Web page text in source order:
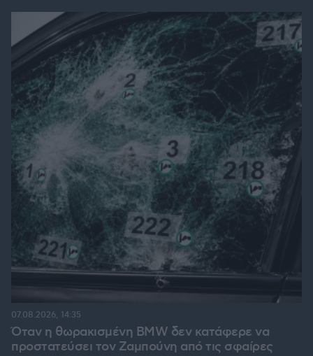
Όταν η θωρακισμένη BMW δεν κατάφερε να
προστατεύσει τον Ζαμπούνη από τις σφαίρες
07.08.2026, 14:35